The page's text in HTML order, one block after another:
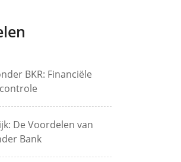
BKR: Financiële
De Voordelen van
Bank